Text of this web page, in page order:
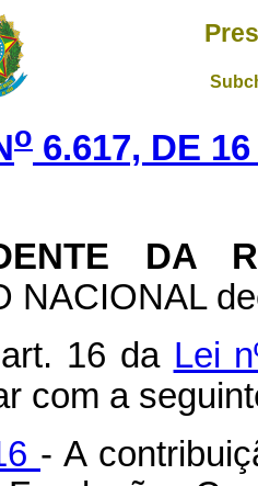
o 6.617, DE
DA
NACIONAL
16 da Lei
com a
- A